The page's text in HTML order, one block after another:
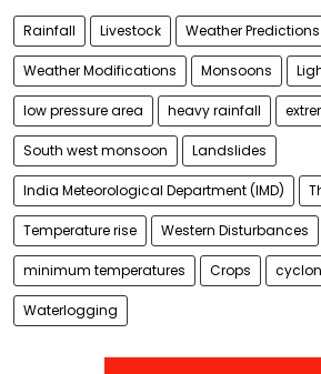
Rainfall Livestock Weather Predictions
Weather Modifications Monsoons
low pressure area heavy rainfall
South west monsoon Landslides
India Meteorological Department (IMD)
Temperature rise Western Disturbances
minimum temperatures Crops
Waterlogging